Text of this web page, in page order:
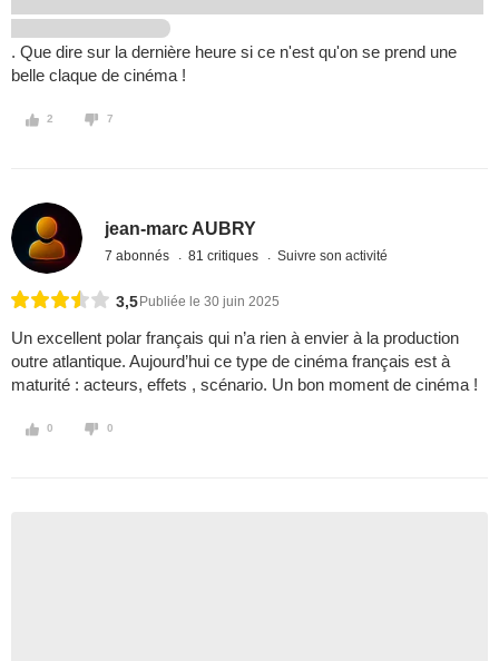
. Que dire sur la dernière heure si ce n'est qu'on se prend une
belle claque de cinéma !
2 7
jean-marc AUBRY
7 abonnés 81 critiques Suivre son activité
3,5 Publiée le 30 juin 2025
Un excellent polar français qui n’a rien à envier à la production
outre atlantique. Aujourd’hui ce type de cinéma français est à
maturité : acteurs, effets , scénario. Un bon moment de cinéma !
0 0